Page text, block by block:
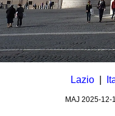
Lazio
MAJ 2025-12-